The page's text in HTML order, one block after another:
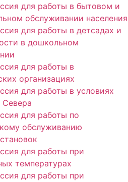
для работы в бытовом и
обслуживании населения
для работы в детсадах и
в дошкольном
для работы в
организациях
для работы в условиях
Севера
для работы по
обслуживанию
для работы при
температурах
для работы при